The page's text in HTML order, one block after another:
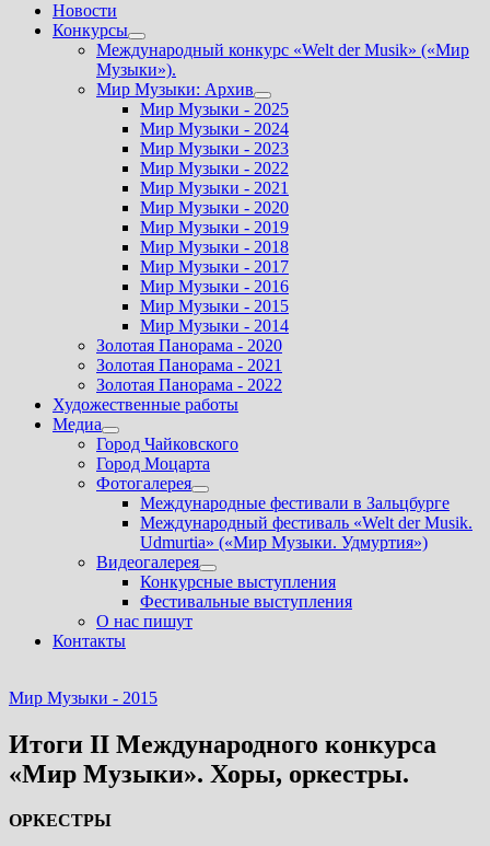
Новости
Конкурсы
Показать
подменю
Международный конкурс «Welt der Musik» («Мир
Музыки»).
Мир Музыки: Архив
Показать
подменю
Мир Музыки - 2025
Мир Музыки - 2024
Мир Музыки - 2023
Мир Музыки - 2022
Мир Музыки - 2021
Мир Музыки - 2020
Мир Музыки - 2019
Мир Музыки - 2018
Мир Музыки - 2017
Мир Музыки - 2016
Мир Музыки - 2015
Мир Музыки - 2014
Золотая Панорама - 2020
Золотая Панорама - 2021
Золотая Панорама - 2022
Художественные работы
Медиа
Показать
подменю
Город Чайковского
Город Моцарта
Фотогалерея
Показать
подменю
Международные фестивали в Зальцбурге
Международный фестиваль «Welt der Musik.
Udmurtia» («Мир Музыки. Удмуртия»)
Видеогалерея
Показать
подменю
Конкурсные выступления
Фестивальные выступления
О нас пишут
Контакты
Мир Музыки - 2015
Итоги II Международного конкурса
«Мир Музыки». Хоры, оркестры.
ОРКЕСТРЫ